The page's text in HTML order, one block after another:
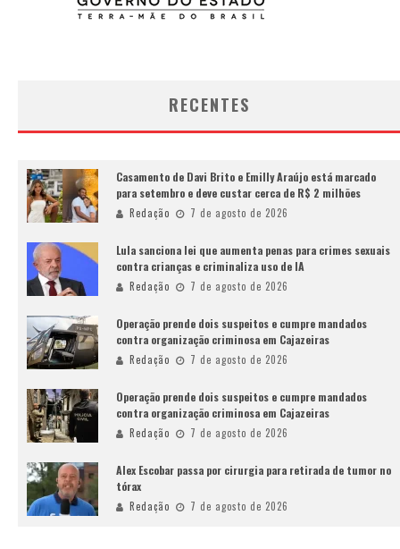
RECENTES
Casamento de Davi Brito e Emilly Araújo está marcado
para setembro e deve custar cerca de R$ 2 milhões
Redação 7 de agosto de 2026
Lula sanciona lei que aumenta penas para crimes sexuais
contra crianças e criminaliza uso de IA
Redação 7 de agosto de 2026
Operação prende dois suspeitos e cumpre mandados
contra organização criminosa em Cajazeiras
Redação 7 de agosto de 2026
Operação prende dois suspeitos e cumpre mandados
contra organização criminosa em Cajazeiras
Redação 7 de agosto de 2026
Alex Escobar passa por cirurgia para retirada de tumor no
tórax
Redação 7 de agosto de 2026